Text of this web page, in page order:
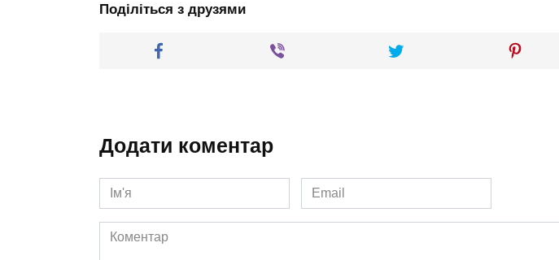
Поділіться з друзями
Додати коментар
Ім'я
*
Email
*
Коментар